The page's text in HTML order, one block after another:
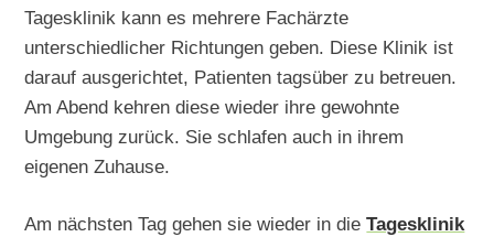
Tagesklinik kann es mehrere Fachärzte
unterschiedlicher Richtungen geben. Diese Klinik ist
darauf ausgerichtet, Patienten tagsüber zu betreuen.
Am Abend kehren diese wieder ihre gewohnte
Umgebung zurück. Sie schlafen auch in ihrem
eigenen Zuhause.
Am nächsten Tag gehen sie wieder in dieTagesklinik